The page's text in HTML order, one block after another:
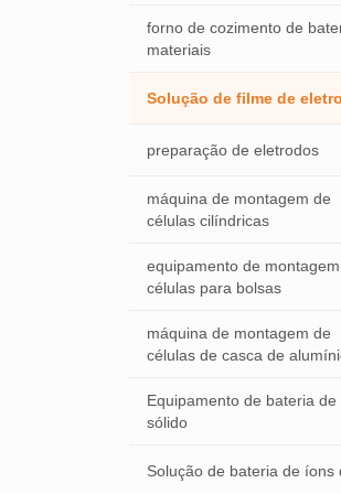
forno de cozimento de
materiais
Solução de filme de
preparação de eletrodos
máquina de montagem de
células cilíndricas
equipamento de
células para bolsas
máquina de montagem de
células de casca de
Equipamento de bateria de
sólido
Solução de bateria de íons